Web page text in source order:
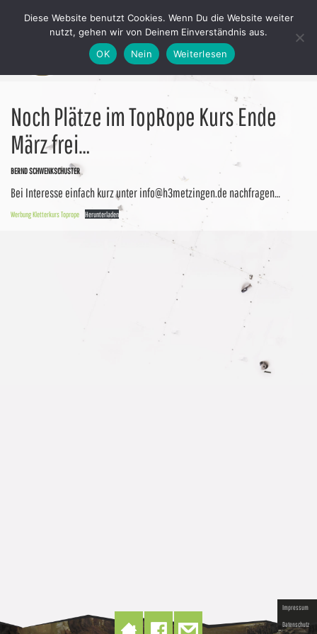
Noch Plätze im TopRope Kurs Ende
März frei…
BERND SCHWENKSCHUSTER
Bei Interesse einfach kurz unter info@h3metzingen.de nachfragen…
Werbung Kletterkurs Toprope Herunterladen
Impressum
Datenschutz
Diese Website benutzt Cookies. Wenn Du die Website weiter
nutzt, gehen wir von Deinem Einverständnis aus.
OK
Nein Weiterlesen